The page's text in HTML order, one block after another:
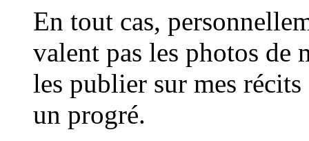
En tout cas,
valent pas les photos de
les publier sur mes
un progré.